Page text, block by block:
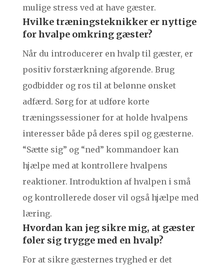
mulige stress ved at have gæster.
Hvilke træningsteknikker er nyttige
for hvalpe omkring gæster?
Når du introducerer en hvalp til gæster, er
positiv forstærkning afgørende. Brug
godbidder og ros til at belønne ønsket
adfærd. Sørg for at udføre korte
træningssessioner for at holde hvalpens
interesser både på deres spil og gæsterne.
“Sætte sig” og “ned” kommandoer kan
hjælpe med at kontrollere hvalpens
reaktioner. Introduktion af hvalpen i små
og kontrollerede doser vil også hjælpe med
læring.
Hvordan kan jeg sikre mig, at gæster
føler sig trygge med en hvalp?
For at sikre gæsternes tryghed er det